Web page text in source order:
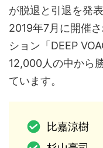
が脱退と引退を発
2019年7月に開催
ション「DEEP
12,000人の中から
ています。
比嘉涼樹